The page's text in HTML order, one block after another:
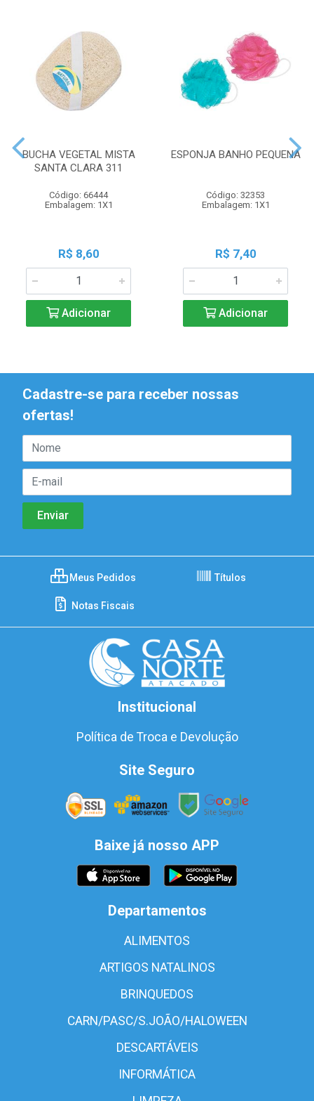
BUCHA VEGETAL MISTA
SANTA CLARA 311
Código: 66444
Embalagem: 1X1
R$ 8,60
Adicionar
ESPONJA BANHO PEQUENA
Código: 32353
Embalagem: 1X1
R$ 7,40
Adicionar
Cadastre-se para receber nossas
ofertas!
Meus Pedidos Títulos
Notas Fiscais
Institucional
Política de Troca e Devolução
Site Seguro
Baixe já nosso APP
Departamentos
ALIMENTOS
ARTIGOS NATALINOS
BRINQUEDOS
CARN/PASC/S.JOÃO/HALOWEEN
DESCARTÁVEIS
INFORMÁTICA